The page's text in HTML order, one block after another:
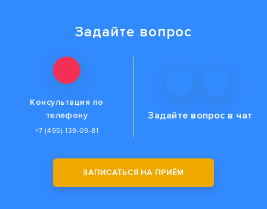
Задайте вопрос
Консультация по
телефону
+7 (495) 139-09-81
Задайте вопрос в чат
ЗАПИСАТЬСЯ НА ПРИЁМ